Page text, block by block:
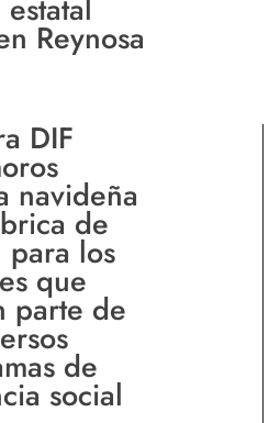
Reynosa
DIF
navideña
de
para los
que
parte de
de
social